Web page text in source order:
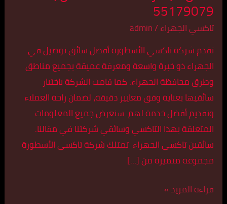
55179079
تاكسي الجهراء/
admin
تقدم شركة تاكسي الأسطورة أفضل سائق توصيل في
الجهراء ذو خبرة واسعة ومعرفة عميقة بجميع مناطق
وطرق محافظة الجهراء. كما قامت الشركة باختيار
سائقيها بعناية وفق معايير دقيقة، لضمان راحة العملاء
وتقديم أفضل خدمة لهم. سنعرض جميع المعلومات
المتعلقة بهذا التاكسي وسائقي شركتنا في مقالنا.
سائقين تاكسي الجهراء تمتلك شركة تاكسي الأسطورة
مجموعة متميزة من […]
قراءة المزيد »